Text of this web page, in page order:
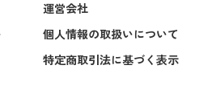
運営会社
個人情報の取扱いについて
特定商取引法に基づく表示